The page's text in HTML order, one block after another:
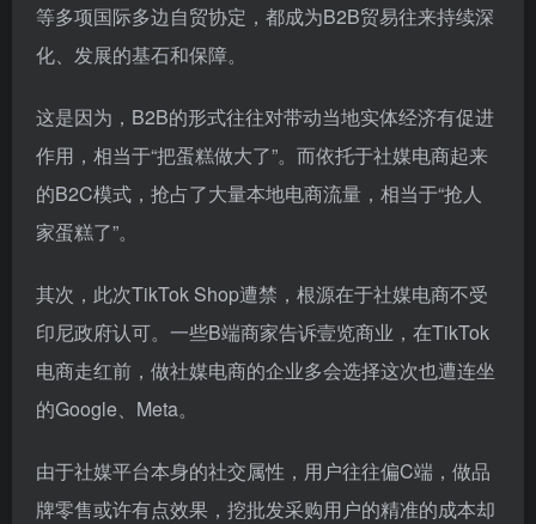
等多项国际多边自贸协定，都成为B2B贸易往来持续深
化、发展的基石和保障。
这是因为，B2B的形式往往对带动当地实体经济有促进
作用，相当于“把蛋糕做大了”。而依托于社媒电商起来
的B2C模式，抢占了大量本地电商流量，相当于“抢人
家蛋糕了”。
其次，此次TikTok Shop遭禁，根源在于社媒电商不受
印尼政府认可。一些B端商家告诉壹览商业，在TikTok
电商走红前，做社媒电商的企业多会选择这次也遭连坐
的Google、Meta。
由于社媒平台本身的社交属性，用户往往偏C端，做品
牌零售或许有点效果，挖批发采购用户的精准的成本却